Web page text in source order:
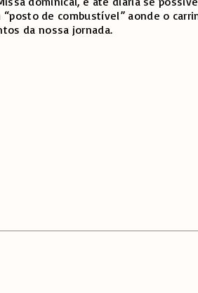
de combustível” aonde o
da nossa jornada.